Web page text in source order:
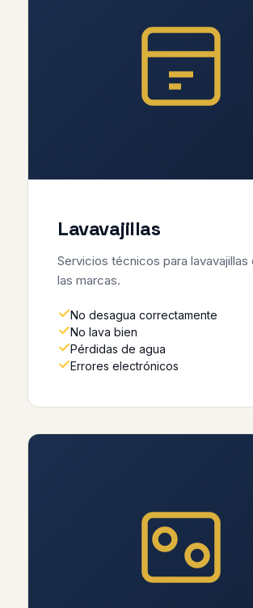
Lavavajillas
Servicios técnicos para lavavajillas
las marcas.
No desagua correctamente
No lava bien
Pérdidas de agua
Errores electrónicos